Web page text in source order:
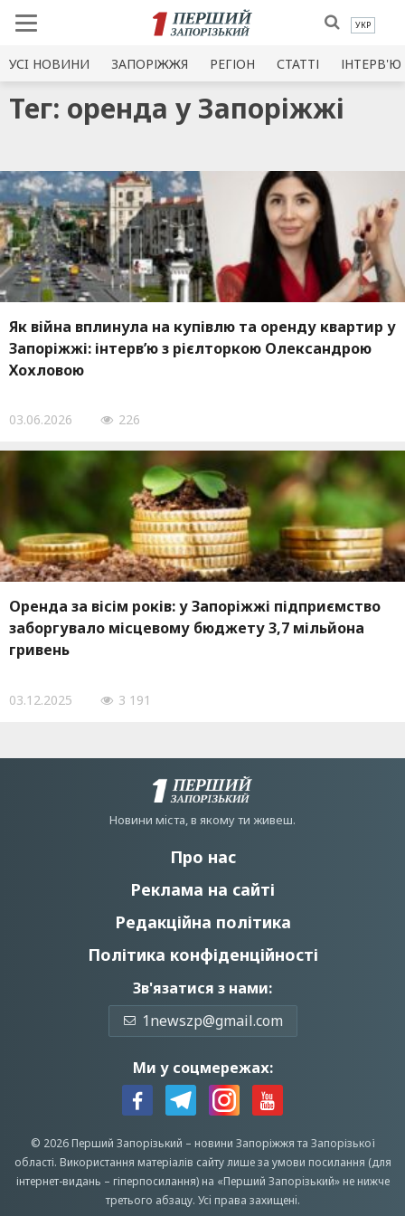
УКР
УСI НОВИНИ ЗАПОРІЖЖЯ РЕГІОН СТАТТІ ІНТЕРВ'Ю
Тег: оренда у Запоріжжі
Як війна вплинула на купівлю та оренду квартир у
Запоріжжі: інтерв’ю з рієлторкою Олександрою
Хохловою
03.06.2026 226
Оренда за вісім років: у Запоріжжі підприємство
заборгувало місцевому бюджету 3,7 мільйона
гривень
03.12.2025 3 191
Новини мiста, в якому ти живеш.
Про нас
Реклама на сайті
Редакційна політика
Політика конфіденційності
Зв'язатися з нами:
1newszp@gmail.com
Ми у соцмережах:
© 2026 Перший Запорізький – новини Запоріжжята Запорізької
області. Використання матеріалів сайту лише за умови посилання (для
інтернет-видань – гіперпосилання) на «Перший Запорiзький» не нижче
третього абзацу. Усi права захищенi.